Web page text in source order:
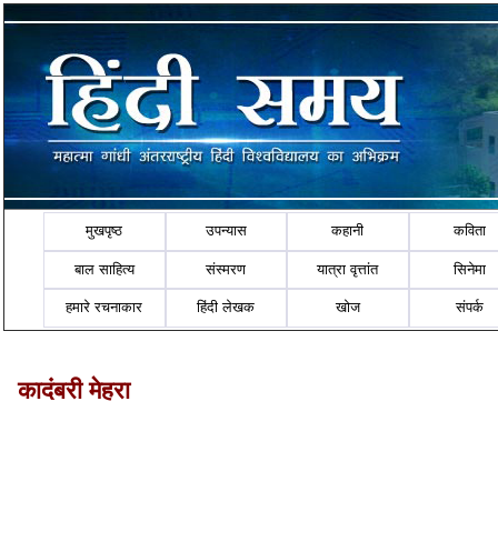
मुखपृष्ठ उपन्यास कहानी कविता
बाल साहित्य संस्मरण यात्रा वृत्तांत सिनेमा
हमारे रचनाकार हिंदी लेखक खोज संपर्क
कादंबरी मेहरा